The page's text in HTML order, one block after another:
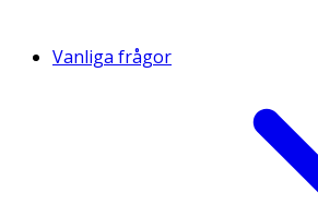
Vanliga frågor